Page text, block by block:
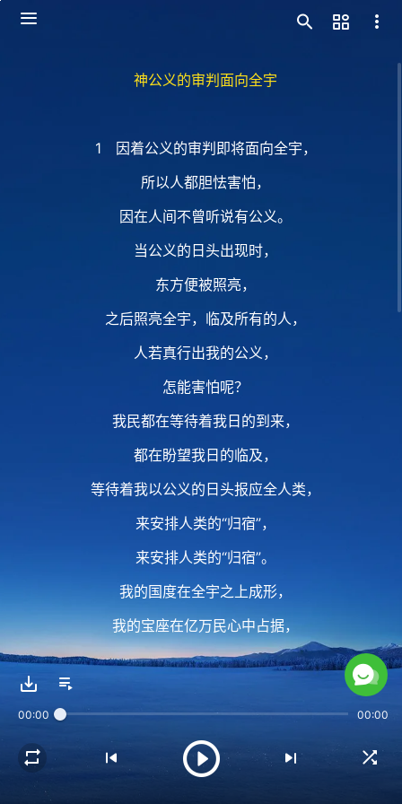
神公义的审判面向全宇
1 因着公义的审判即将面向全宇，
所以人都胆怯害怕，
因在人间不曾听说有公义。
当公义的日头出现时，
东方便被照亮，
之后照亮全宇，临及所有的人，
人若真行出我的公义，
怎能害怕呢？
我民都在等待着我日的到来，
都在盼望我日的临及，
等待着我以公义的日头报应全人类，
来安排人类的“归宿”，
来安排人类的“归宿”。
我的国度在全宇之上成形，
我的宝座在亿万民心中占据，
因着天使的配合，
2 所有的众子、子民都在
00:00 00:00